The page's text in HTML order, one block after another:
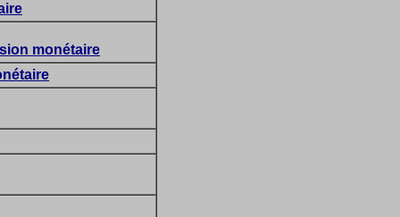
monétaire